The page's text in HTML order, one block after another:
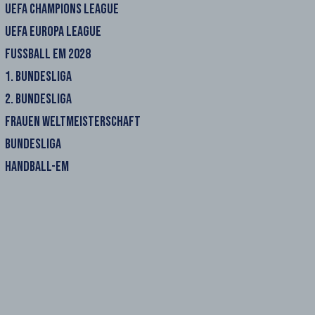
UEFA CHAMPIONS LEAGUE
UEFA EUROPA LEAGUE
FUSSBALL EM 2028
1. BUNDESLIGA
2. BUNDESLIGA
FRAUEN WELTMEISTERSCHAFT
BUNDESLIGA
HANDBALL-EM